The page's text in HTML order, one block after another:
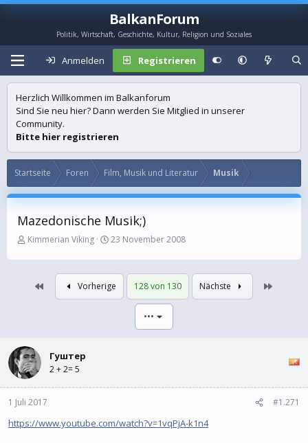
BalkanForum
Politik, Wirtschaft, Geschichte, Kultur, Religion und Soziales
Anmelden Registrieren
Herzlich Willkommen im Balkanforum
Sind Sie neu hier? Dann werden Sie Mitglied in unserer
Community.
Bitte hier registrieren
Startseite Foren Film, Musik und Literatur Musik
Mazedonische Musik;)
E
s
Kimmerian Viking
E
s
t
e
l
23 November 2008
Vorherige 128 von 130 Nächste
•••
Гуштер
2 + 2= 5
1 Juli 2017 #1.271
https://www.youtube.com/watch?v=1vqPjA-k1n4